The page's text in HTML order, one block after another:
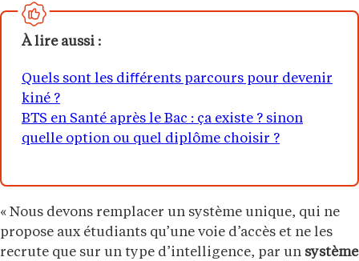
À lire aussi :
Quels sont les diﬀérents parcours pour devenir
kiné ?
BTS en Santé après le Bac : ça existe ? sinon
quelle option ou quel diplôme choisir ?
« Nous devons remplacer un système unique, qui ne
propose aux étudiants qu’une voie d’accès et ne les
recrute que sur un type d’intelligence, par un système